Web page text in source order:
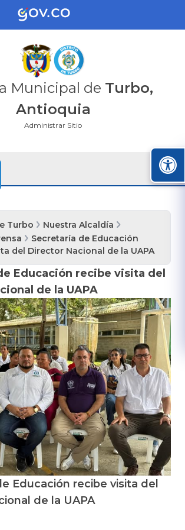
Municipal de Turbo,
Antioquia
Administrar Sitio
Turbo
Nuestra Alcaldía
Secretaría de Educación
del Director Nacional de la UAPA
Educación recibe visita del
de la UAPA
Educación recibe visita del
de la UAPA